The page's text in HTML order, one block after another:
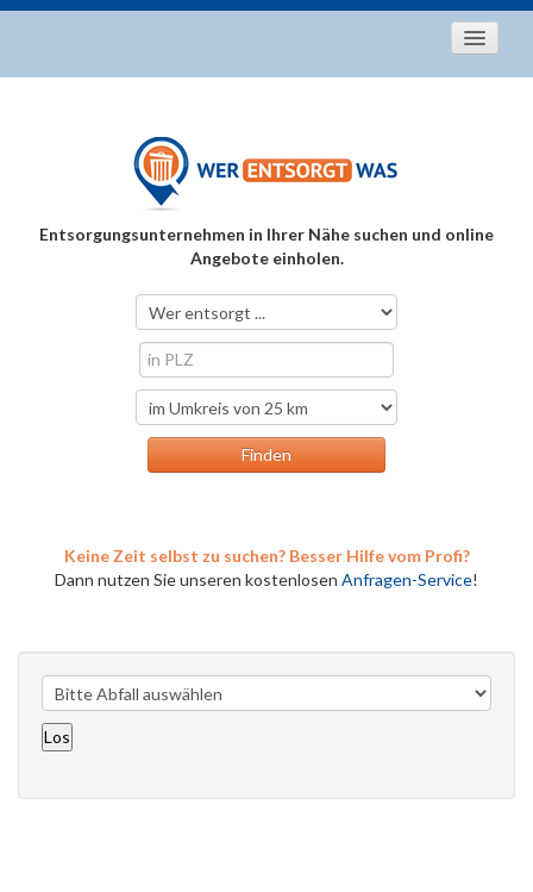
Entsorgungstipps
Über uns
Entsorgungsunternehmen in Ihrer Nähe suchen und online
Angebote einholen.
Keine Zeit selbst zu suchen? Besser Hilfe vom Profi?
Dann nutzen Sie unseren kostenlosen Anfragen-Service!